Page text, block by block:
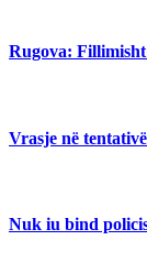
Rugova:
Vrasje në
Nuk iu bind